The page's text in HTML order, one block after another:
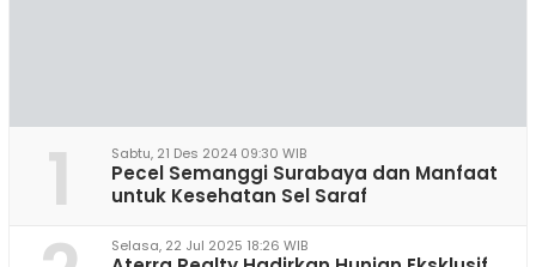
1 Sabtu, 21 Des 2024 09:30 WIB
Pecel Semanggi Surabaya dan Manfaat
untuk Kesehatan Sel Saraf
Selasa, 22 Jul 2025 18:26 WIB